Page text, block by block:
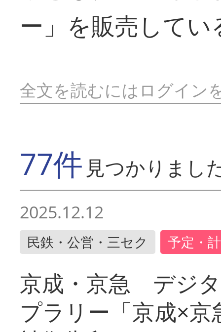
ー」を販売してい
全文を読むにはログイン
77件 見つかりまし
2025.12.12
民鉄・公営・三セク 予定・
京成・京急 デジ
プラリー「京成×